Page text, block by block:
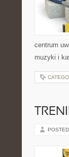
centrum
muzyki i